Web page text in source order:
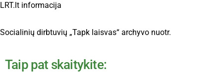
LRT.lt informacija
Socialinių dirbtuvių „Tapk laisvas“ archyvo nuotr.
Taip pat skaitykite: